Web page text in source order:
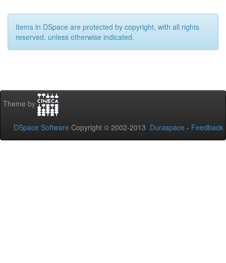
Items in DSpace are protected by copyright, with all rights
reserved, unless otherwise indicated.
Theme by
DSpace Software Copyright © 2002-2013 Duraspace - Feedback